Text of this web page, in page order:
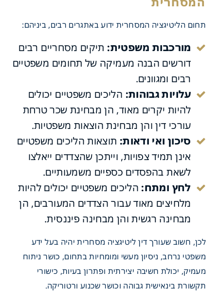
ייחודיים בתחום הליטיגציה
תחום הליטיגציה המסחרית ידוע באתגרים רבים, ביניהם:
מורכבות משפטית: תיקים מסחריים רבים
דורשים הבנה מעמיקה של תחומים משפטיים
רבים ומגוונים.
עלויות גבוהות: הליכים משפטיים יכולים
להיות יקרים מאוד, הן מבחינת שכר טרחת
עורכי דין והן מבחינת הוצאות משפטיות.
סיכון ואי ודאות: תוצאות הליכים משפטיים
אינן תמיד צפויות, וייתכן שהצדדים ייאלצו
לשאת בהפסדים כספיים משמעותיים.
לחץ ומתח: הליכים משפטיים יכולים להיות
מלחיצים מאוד עבור הצדדים המעורבים, הן
מבחינה רגשית והן מבחינה פיננסית.
לכן, חשוב שעורך דין ליטיגציה מסחרית יהיה בעל ידע
משפטי נרחב, ניסיון מעשי ומומחיות בתחום, כושר ניתוח
מעמיק, יכולת חשיבה יצירתית ופתרון בעיות, כישורי
תקשורת בינאישית גבוהה וכושר שכנוע ורטוריקה.